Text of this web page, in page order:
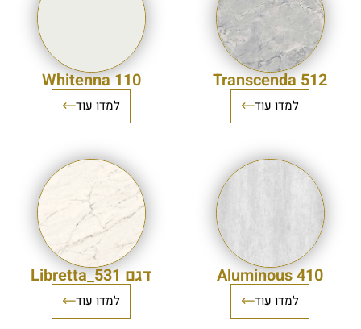
512 Transcenda
למדו עוד
110 Whitenna
למדו עוד
410 Aluminous
למדו עוד
דגם 531_Libretta
למדו עוד